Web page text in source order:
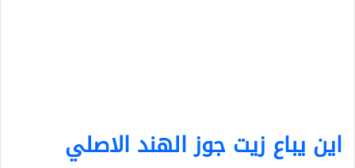
اين يباع زيت جوز الهند الاصلي